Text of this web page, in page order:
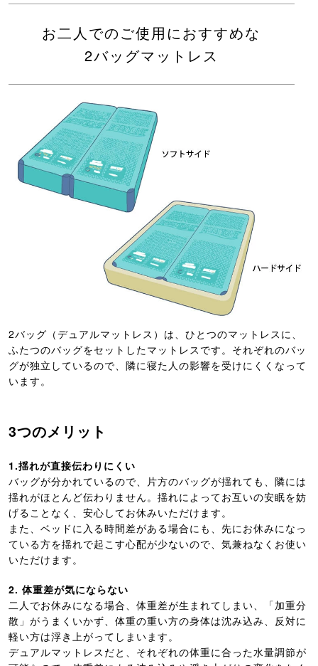
お二人でのご使用におすすめな
2バッグマットレス
2バッグ（デュアルマットレス）は、ひとつのマットレスに、
ふたつのバッグをセットしたマットレスです。それぞれのバッ
グが独立しているので、隣に寝た人の影響を受けにくくなって
います。
3つのメリット
1.揺れが直接伝わりにくい
バッグが分かれているので、片方のバッグが揺れても、隣には
揺れがほとんど伝わりません。揺れによってお互いの安眠を妨
げることなく、安心してお休みいただけます。
また、ベッドに入る時間差がある場合にも、先にお休みになっ
ている方を揺れで起こす心配が少ないので、気兼ねなくお使い
いただけます。
2. 体重差が気にならない
二人でお休みになる場合、体重差が生まれてしまい、「加重分
散」がうまくいかず、体重の重い方の身体は沈み込み、反対に
軽い方は浮き上がってしまいます。
デュアルマットレスだと、それぞれの体重に合った水量調節が